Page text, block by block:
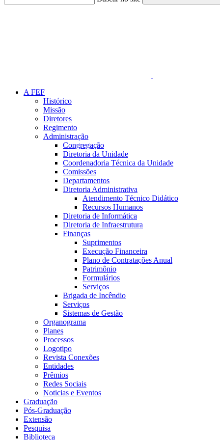
A FEF
Histórico
Missão
Diretores
Regimento
Administração
Congregação
Diretoria da Unidade
Coordenadoria Técnica da Unidade
Comissões
Departamentos
Diretoria Administrativa
Atendimento Técnico Didático
Recursos Humanos
Diretoria de Informática
Diretoria de Infraestrutura
Finanças
Suprimentos
Execução Financeira
Plano de Contratações Anual
Patrimônio
Formulários
Serviços
Brigada de Incêndio
Serviços
Sistemas de Gestão
Organograma
Planes
Processos
Logotipo
Revista Conexões
Entidades
Prêmios
Redes Sociais
Noticias e Eventos
Graduação
Pós-Graduação
Extensão
Pesquisa
Biblioteca